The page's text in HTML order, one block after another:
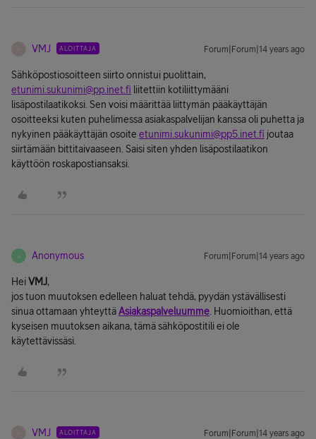
VMJ ALOITTAJA Forum|Forum|14 years ago
Sähköpostiosoitteen siirto onnistui puolittain,
etunimi.sukunimi@pp.inet.fi liitettiin kotiliittymääni
lisäpostilaatikoksi. Sen voisi määrittää liittymän pääkäyttäjän
osoitteeksi kuten puhelimessa asiakaspalvelijan kanssa oli puhetta ja
nykyinen pääkäyttäjän osoite etunimi.sukunimi@pp5.inet.fi joutaa
siirtämään bittitaivaaseen. Saisi siten yhden lisäpostilaatikon
käyttöön roskapostiansaksi.
A Anonymous Forum|Forum|14 years ago
HeiVMJ,
jos tuon muutoksen edelleen haluat tehdä, pyydän ystävällisesti
sinua ottamaan yhteyttäAsiakaspalveluumme . Huomioithan, että
kyseisen muutoksen aikana, tämä sähköpostitili ei ole
käytettävissäsi.
VMJ ALOITTAJA Forum|Forum|14 years ago